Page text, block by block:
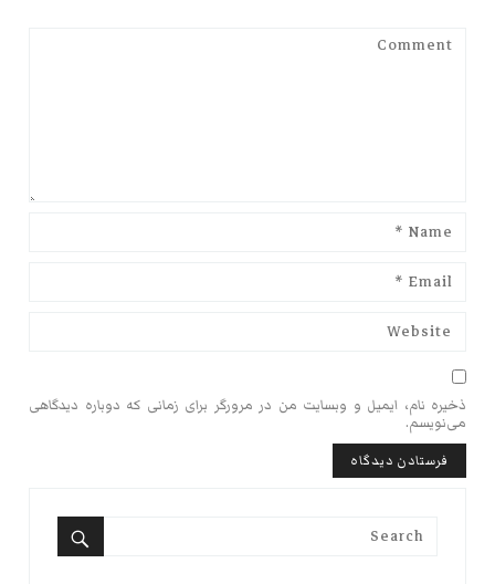
ذخیره نام، ایمیل و وبسایت من در مرورگر برای زمانی که دوباره دیدگاهی
می‌نویسم.
Search